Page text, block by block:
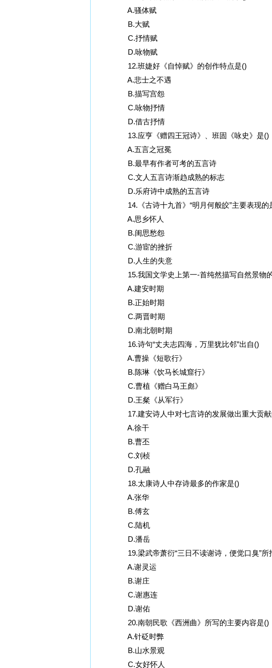
A.骚体赋
B.大赋
C.抒情赋
D.咏物赋
12.班婕好《自悼赋》的创作特点是()
A.悲士之不遇
B.描写宫怨
C.咏物抒情
D.借古抒情
13.应亨《赠四王冠诗》、班固《咏史》是()
A.五言之冠冕
B.最早有作者可考的五言诗
C.文人五言诗渐趋成熟的标志
D.乐府诗中成熟的五言诗
14.《古诗十九首》“明月何般皎”主要表现的
A.思乡怀人
B.闺思愁怨
C.游宦的挫折
D.人生的失意
15.我国文学史上第一-首纯然描写自然景物
A.建安时期
B.正始时期
C.两晋时期
D.南北朝时期
16.诗句“丈夫志四海，万里犹比邻”出自()
A.曹操《短歌行》
B.陈琳《饮马长城窟行》
C.曹植《赠白马王彪》
D.王粲《从军行》
17.建安诗人中对七言诗的发展做出重大贡献
A.徐干
B.曹丕
C.刘桢
D.孔融
18.太康诗人中存诗最多的作家是()
A.张华
B.傅玄
C.陆机
D.潘岳
19.梁武帝萧衍“三日不读谢诗，便觉口臭”所
A.谢灵运
B.谢庄
C.谢惠连
D.谢佑
20.南朝民歌《西洲曲》所写的主要内容是()
A.针砭时弊
B.山水景观
C.女好怀人